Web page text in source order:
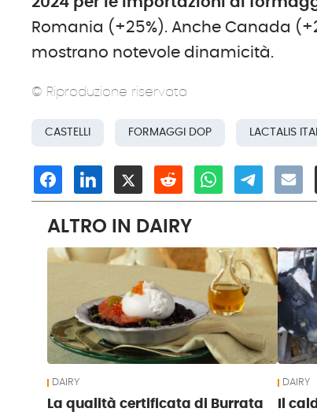
Romania (+25%). Anche Canada
mostrano notevole dinamicità.
© Riproduzione riservata
CASTELLI FORMAGGI DOP LACTALIS
ALTRO IN DAIRY
DAIRY
La qualità certificata di Burrata
DAIRY
Il